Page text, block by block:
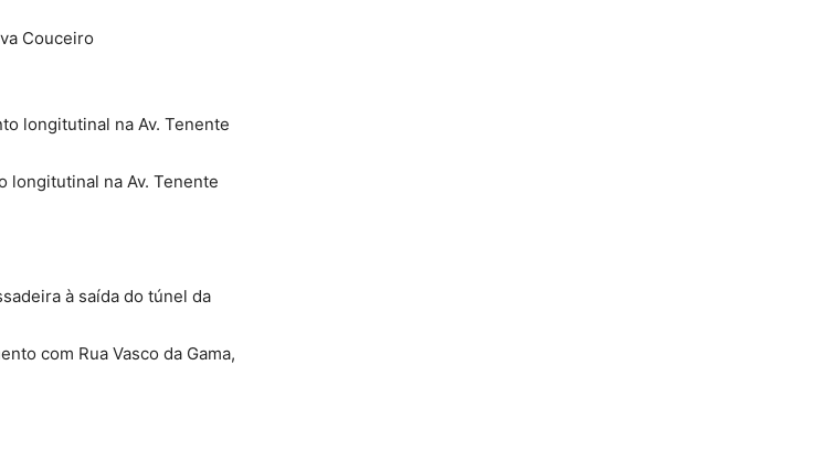
Couceiro
longitutinal na Av. Tenente
longitutinal na Av. Tenente
à saída do túnel da
com Rua Vasco da Gama,